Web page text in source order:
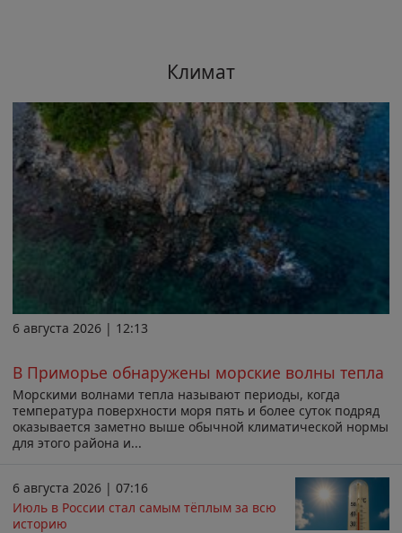
Климат
6 августа 2026 | 12:13
В Приморье обнаружены морские волны тепла
Морскими волнами тепла называют периоды, когда
температура поверхности моря пять и более суток подряд
оказывается заметно выше обычной климатической нормы
для этого района и...
6 августа 2026 | 07:16
Июль в России стал самым тёплым за всю
историю